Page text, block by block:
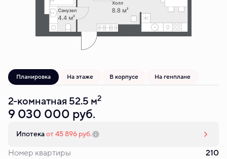
Планировка На этаже В корпусе На генплане
2-комнатная 52.5 м2
9 030 000 руб.
Ипотекаот 45 896 руб.
Номер квартиры 210